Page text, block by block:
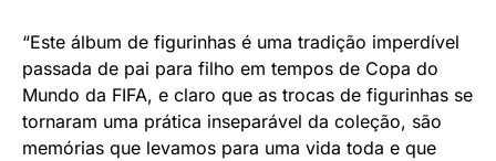
“Este álbum de figurinhas é uma tradição imperdível
passada de pai para filho em tempos de Copa do
Mundo da FIFA, e claro que as trocas de figurinhas se
tornaram uma prática inseparável da coleção, são
memórias que levamos para uma vida toda e que